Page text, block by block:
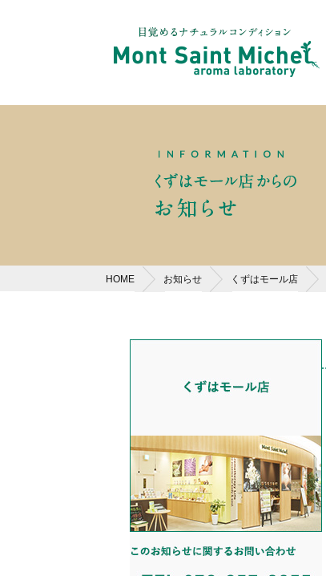
HOME お知らせ くずはモール店